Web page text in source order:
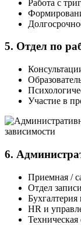
Работа с
5. Отдел по
Участие в
6.
Приемная /
Отдел
HR и